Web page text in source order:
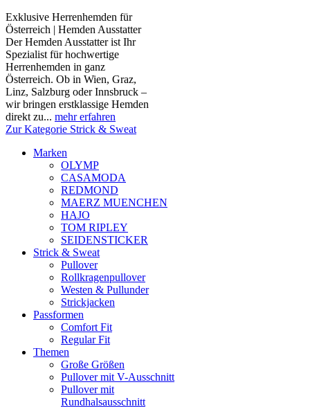
Exklusive Herrenhemden für
Österreich | Hemden Ausstatter
Der Hemden Ausstatter ist Ihr
Spezialist für hochwertige
Herrenhemden in ganz
Österreich. Ob in Wien, Graz,
Linz, Salzburg oder Innsbruck –
wir bringen erstklassige Hemden
direkt zu... mehr erfahren
Zur Kategorie Strick & Sweat
Marken
OLYMP
CASAMODA
REDMOND
MAERZ MUENCHEN
HAJO
TOM RIPLEY
SEIDENSTICKER
Strick & Sweat
Pullover
Rollkragenpullover
Westen & Pullunder
Strickjacken
Passformen
Comfort Fit
Regular Fit
Themen
Große Größen
Pullover mit V-Ausschnitt
Pullover mit
Rundhalsausschnitt